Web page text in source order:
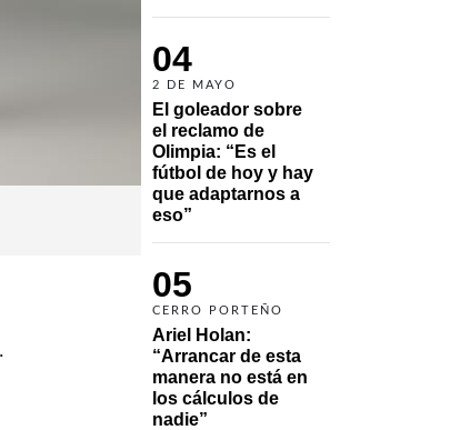
04
2 DE MAYO
El goleador sobre
el reclamo de
Olimpia: “Es el
fútbol de hoy y hay
que adaptarnos a
eso”
05
CERRO PORTEÑO
Ariel Holan:
“Arrancar de esta
manera no está en
los cálculos de
nadie”